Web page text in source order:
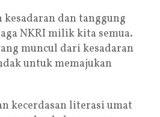
kesadaran dan tanggung
NKRI milik kita semua.
muncul dari kesadaran
untuk memajukan
kecerdasan literasi umat